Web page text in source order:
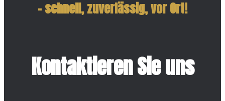
– schnell, zuverlässig, vor Ort!
Kontaktieren Sie uns